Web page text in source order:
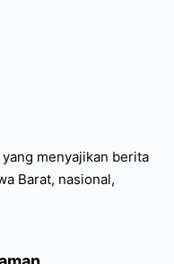
menyajikan berita
Barat, nasional,